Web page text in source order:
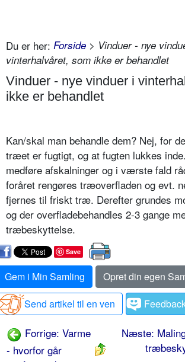
Du er her: Forside > Vinduer - nye
vinterhalvåret, som ikke er behandlet
Vinduer - nye vinduer i
ikke er behandlet
Kan/skal man behandle dem? Nej, for
træet er fugtigt, og at fugten lukkes
medføre afskalninger og i værste fald
foråret rengøres træoverfladen og evt.
fjernes til friskt træ. Derefter grundes
og der overfladebehandles 2-3 gange
træbeskyttelse.
Save
Gem i Min Samling
Opret din egen
Send artikel til en ven
Forrige: Varme
- hvorfor går
Næste: